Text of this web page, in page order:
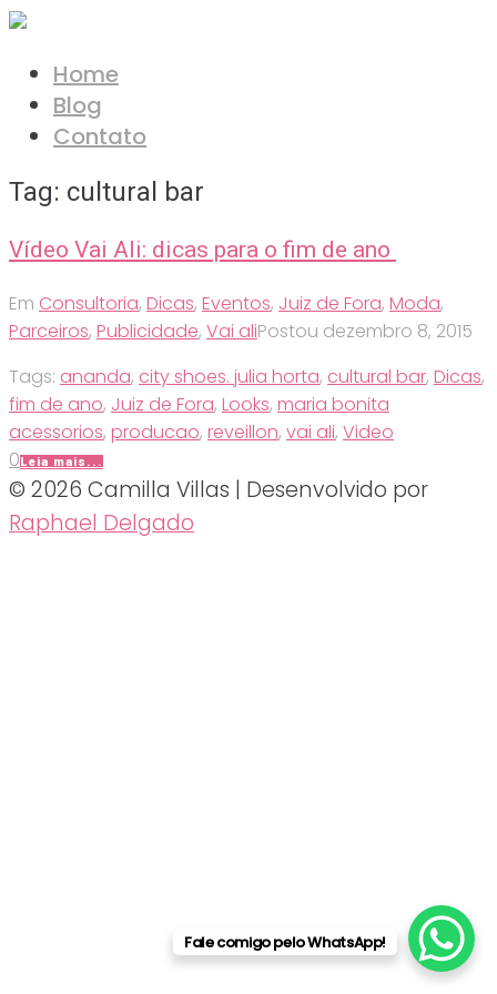
Ir
conteúdo
Home
Blog
Contato
Tag: cultural bar
Vídeo Vai Ali: dicas para o fim de ano
Em Consultoria, Dicas, Eventos, Juiz de Fora, Moda,
Parceiros, Publicidade, Vai aliPostou dezembro 8, 2015
Tags: ananda, city shoes. julia horta, cultural bar, Dicas,
fim de ano, Juiz de Fora, Looks, maria bonita
acessorios, producao, reveillon, vai ali, Video
0Leia mais...
© 2026 Camilla Villas | Desenvolvido por
Raphael Delgado
Fale comigo pelo WhatsApp!